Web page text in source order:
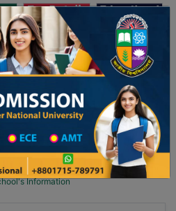
অনার্স ভর্তি প্রফেশনাল অনার্স
ঢাকা বিশ্ববিদ্যালয় ২০২৫-২৬ শিক্ষাবর্ষে
School Category
Wise
High School List
Information